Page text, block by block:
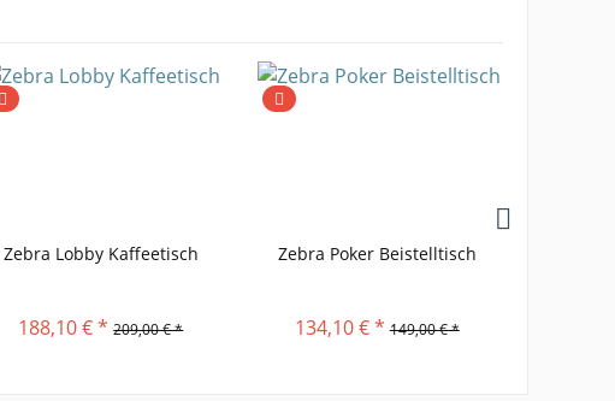
Zebra Lobby Kaffeetisch
188,10 € * 209,00 € *
Zebra Poker Beistelltisch
134,10 € * 149,00 € *